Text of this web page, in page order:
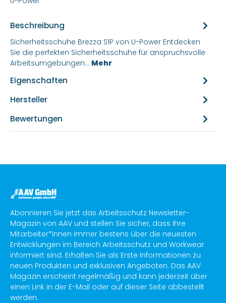
Beschreibung
Sicherheitsschuhe Brezza S1P von U-Power Entdecken
Sie die perfekten Sicherheitsschuhe für anspruchsvolle
Arbeitsumgebungen… Mehr
Eigenschaften
Hersteller
Bewertungen
Abonnieren Sie jetzt das Arbeitsschutz Newsletter-
Magazin von AAV und stellen Sie sicher, dass Ihre
Mitarbeiter*innen immer bestens über die neuesten
Entwicklungen im Bereich Arbeitsschutz und Workwear
informiert sind. Erhalten Sie als Erste Informationen zu
neuen Produkten und exklusiven Angeboten. Das AAV
Magazin erscheint regelmäßig und kann jederzeit über
einen Link in der E-Mail oder auf dieser Seite abbestellt
werden.